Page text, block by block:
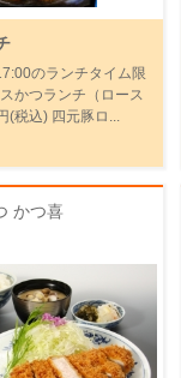
のランチタイム限
かつランチ（ロース
(税込) 四元豚ロ...
かつ喜